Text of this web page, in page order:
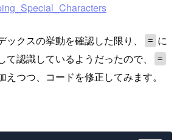
ックスの挙動を確認した限り、 = に
認識しているようだったので、
=
えつつ、コードを修正してみます。